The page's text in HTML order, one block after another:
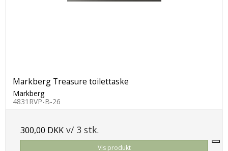
Markberg Treasure toilettaske
Markberg
4831RVP-B-26
300,00 DKK v/ 3 stk.
Vis produkt